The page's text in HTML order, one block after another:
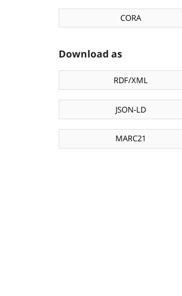
CORA
Download as
RDF/XML
JSON-LD
MARC21